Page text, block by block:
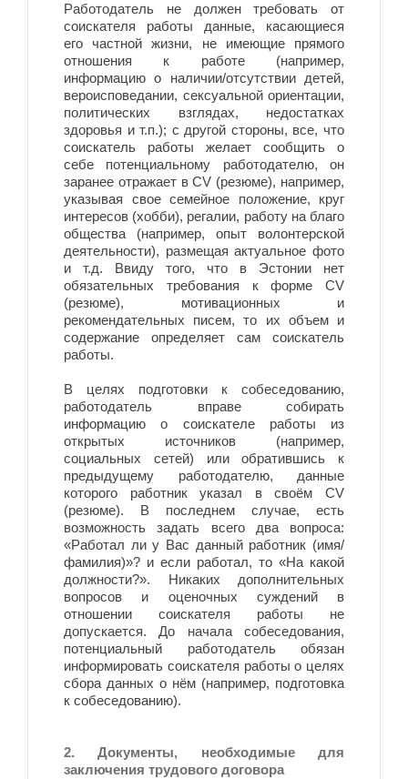
Работодатель не должен требовать от
соискателя работы данные, касающиеся
его частной жизни, не имеющие прямого
отношения к работе (например,
информацию о наличии/отсутствии детей,
вероисповедании, сексуальной ориентации,
политических взглядах, недостатках
здоровья и т.п.); с другой стороны, все, что
соискатель работы желает сообщить о
себе потенциальному работодателю, он
заранее отражает в CV (резюме), например,
указывая свое семейное положение, круг
интересов (хобби), регалии, работу на благо
общества (например, опыт волонтерской
деятельности), размещая актуальное фото
и т.д. Ввиду того, что в Эстонии нет
обязательных требования к форме CV
(резюме), мотивационных и
рекомендательных писем, то их объем и
содержание определяет сам соискатель
работы.
В целях подготовки к собеседованию,
работодатель вправе собирать
информацию о соискателе работы из
открытых источников (например,
социальных сетей) или обратившись к
предыдущему работодателю, данные
которого работник указал в своём CV
(резюме). В последнем случае, есть
возможность задать всего два вопроса:
«Работал ли у Вас данный работник (имя/
фамилия)»? и если работал, то «На какой
должности?». Никаких дополнительных
вопросов и оценочных суждений в
отношении соискателя работы не
допускается. До начала собеседования,
потенциальный работодатель обязан
информировать соискателя работы о целях
сбора данных о нём (например, подготовка
к собеседованию).
2. Документы, необходимые для
заключения трудового договора